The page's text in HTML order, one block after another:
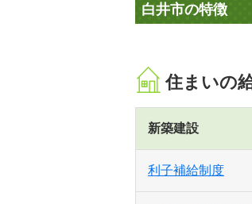
白井市の特徴
住まいの
新築建設
利子補給制度